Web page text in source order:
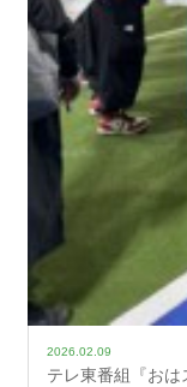
2026.02.09
テレ東番組『お